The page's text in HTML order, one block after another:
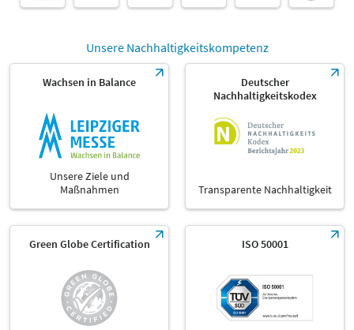
Unsere Nachhaltigkeitskompetenz
Wachsen in Balance
Unsere Ziele und
Maßnahmen
Deutscher
Nachhaltigkeitskodex
Transparente Nachhaltigkeit
Green Globe Certification ISO 50001